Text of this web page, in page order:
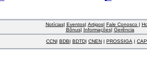
Notícias| Eventos| Artigos| Fale Conosco |
Bônus| Informações| Gerência
CCN| BDB| BDTD| CNEN | PROSSIGA |